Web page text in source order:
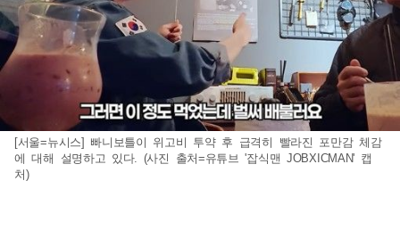
[서울=뉴시스] 빠니보틀이 위고비 투약 후 급격히 빨라진 포만감 체감
에 대해 설명하고 있다. (사진 출처=유튜브 '잡식맨 JOBXICMAN' 캡
처)